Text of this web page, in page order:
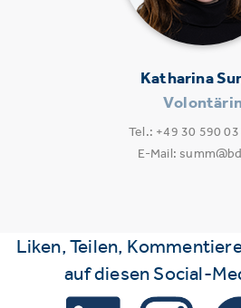
Katharina
Tel.: +49 30 590
E-Mail:
Liken, Teilen,
auf diesen Social-